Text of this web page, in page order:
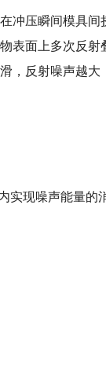
冲压瞬间模具
表面上多次反
，反射噪声越
实现噪声能量的